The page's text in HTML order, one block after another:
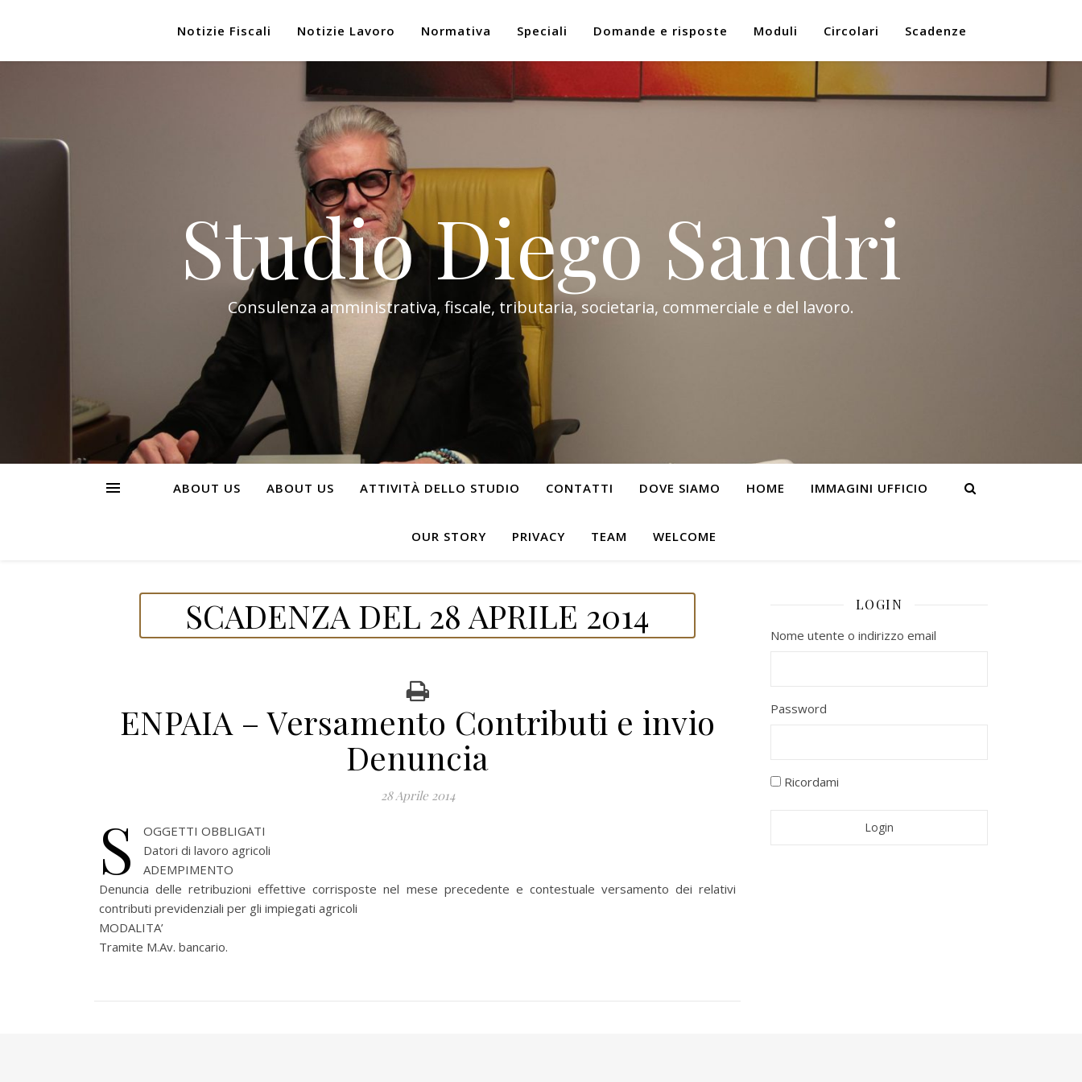
Notizie Fiscali Notizie Lavoro Normativa Speciali Domande e risposte Moduli Circolari Scadenze
Studio Diego Sandri
Consulenza amministrativa, fiscale, tributaria, societaria, commerciale e del lavoro.
ABOUT US ABOUT US ATTIVITÀ DELLO STUDIO CONTATTI DOVE SIAMO HOME IMMAGINI UFFICIO
OUR STORY PRIVACY TEAM WELCOME
SCADENZA DEL 28 APRILE 2014
ENPAIA – Versamento Contributi e invio
Denuncia
28 Aprile 2014
S
OGGETTI OBBLIGATI
Datori di lavoro agricoli
ADEMPIMENTO
Denuncia delle retribuzioni effettive corrisposte nel mese precedente e contestuale versamento dei relativi
contributi previdenziali per gli impiegati agricoli
MODALITA’
Tramite M.Av. bancario.
LOGIN
Nome utente o indirizzo email
Password
Ricordami